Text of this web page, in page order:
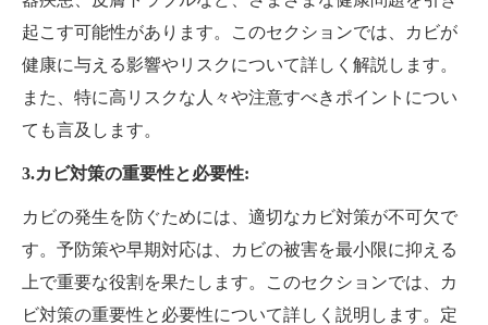
起こす可能性があります。このセクションでは、カビが
健康に与える影響やリスクについて詳しく解説します。
また、特に高リスクな人々や注意すべきポイントについ
ても言及します。
3.カビ対策の重要性と必要性:
カビの発生を防ぐためには、適切なカビ対策が不可欠で
す。予防策や早期対応は、カビの被害を最小限に抑える
上で重要な役割を果たします。このセクションでは、カ
ビ対策の重要性と必要性について詳しく説明します。定